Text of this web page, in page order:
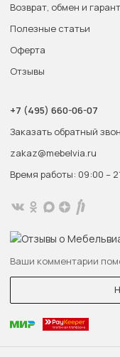
Возврат, обмен и
Полезные статьи
Оферта
Отзывы
+7 (495) 660-06-07
Заказать обратный
zakaz@mebelvia.ru
Время работы: 09:00 –
Ваши комментарии